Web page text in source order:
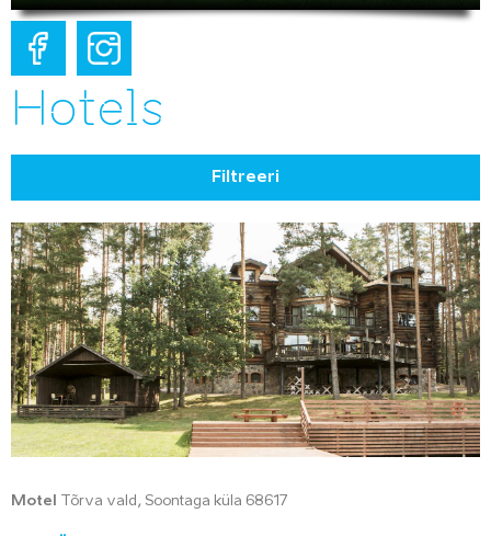
Hotels
Filtreeri
Motel Tõrva vald, Soontaga küla 68617